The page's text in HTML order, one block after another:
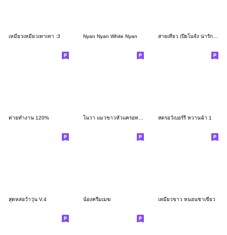
เหมียวเหมียวเทาเทา :3 Nyan Nyan White Nyan สายเที่ยว เปียโนจัง น่ารัก ไทย ญี่ปุ่น
ต่ายทำงาน 120% สตรอว์เบอร์รี หวานฉ่ำ 1
สุดหล่อว้าวุ่น V.4 น้องครีมเมฆ เหมียวขาว หนอนชาเขียว